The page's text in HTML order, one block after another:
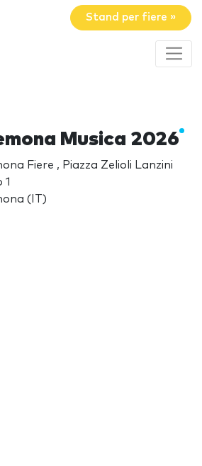
Stand per fiere »
Musica 2026
Fiere , Piazza Zelioli Lanzini
1
(IT)